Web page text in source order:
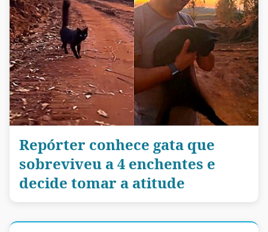
Repórter conhece gata que
sobreviveu a 4 enchentes e
decide tomar a atitude